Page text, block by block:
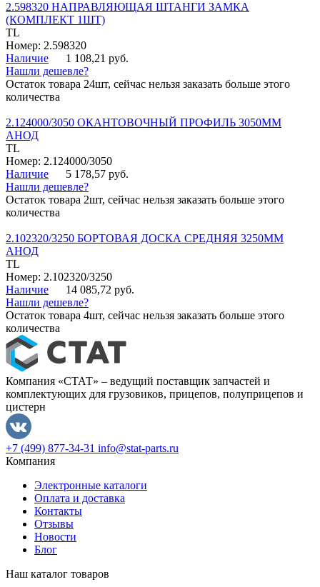
2.598320 НАПРАВЛЯЮЩАЯ ШТАНГИ ЗАМКА
(КОМПЛЕКТ 1ШТ)
TL
Номер: 2.598320
Наличие
1 108,21 руб.
Нашли дешевле?
Остаток товара 24шт, сейчас нельзя заказать больше этого
количества
2.124000/3050 ОКАНТОВОЧНЫЙ ПРОФИЛЬ 3050ММ
АНОД
TL
Номер: 2.124000/3050
Наличие
5 178,57 руб.
Нашли дешевле?
Остаток товара 2шт, сейчас нельзя заказать больше этого
количества
2.102320/3250 БОРТОВАЯ ДОСКА СРЕДНЯЯ 3250ММ
АНОД
TL
Номер: 2.102320/3250
Наличие
14 085,72 руб.
Нашли дешевле?
Остаток товара 4шт, сейчас нельзя заказать больше этого
количества
Компания «СТАТ» – ведущий поставщик запчастей и
комплектующих для грузовиков, прицепов, полуприцепов и
цистерн
+7 (499) 877-34-31 info@stat-parts.ru
Компания
Электронные каталоги
Оплата и доставка
Контакты
Отзывы
Новости
Блог
Наш каталог товаров